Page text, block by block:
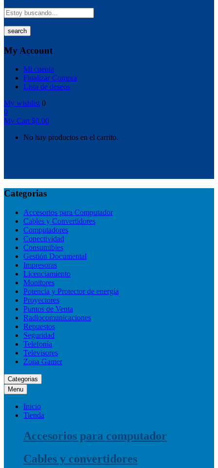
search
My Account
Mi cuenta
Finalizar Compra
Lista de deseos
My wishlist 0
0
My Cart $0.00
No hay productos en el carrito.
Categorias
Accesorios para Computador
Cables y Convertidores
Computadores
Conectividad
Consumibles
Gestión Documental
Impresoras
Licenciamiento
Monitores
Potencia y Protector de energía
Proyectores
Puntos de Venta
Radiocomunicaciones
Repuestos
Seguridad
Telefonía
Televisores
Zona Gamer
Categorias
Menu
Inicio
Tienda
Accesorios para computador
Cables y convertidores